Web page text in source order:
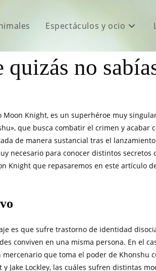
Espectáculos y ocio
quizás no
Knight, es un superhéroe muy
que busca combatir el crimen y acabar
de manera sustancial tras el
necesario para conocer distintos secretos
Knight que repasaremos en este artículo
es que sufre trastorno de identidad
conviven en una misma persona. En el
que toma el poder de Khonshu
Jake Lockley, las cuáles sufren distintas